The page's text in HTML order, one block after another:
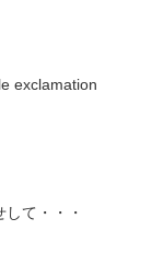
て・・・